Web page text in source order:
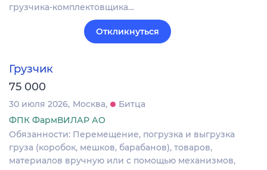
грузчика-комплектовщика…
Откликнуться
Грузчик
75 000
30 июля 2026 Москва
Битца
ФПК ФармВИЛАР АО
Обязанности: Перемещение, погрузка и выгрузка
груза (коробок, мешков, барабанов), товаров,
материалов вручную или с помощью механизмов,